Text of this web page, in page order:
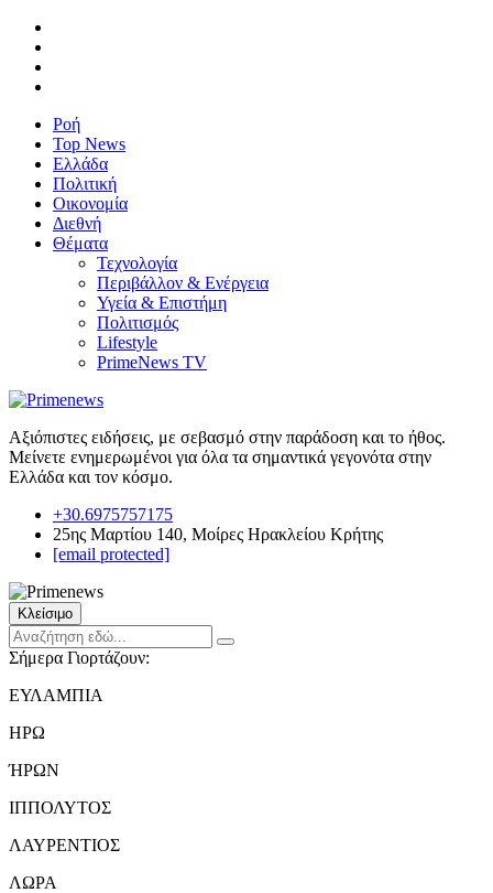
Ροή
Top News
Ελλάδα
Πολιτική
Οικονομία
Διεθνή
Θέματα
Τεχνολογία
Περιβάλλον & Ενέργεια
Υγεία & Επιστήμη
Πολιτισμός
Lifestyle
PrimeNews TV
Αξιόπιστες ειδήσεις, με σεβασμό στην παράδοση και το ήθος.
Μείνετε ενημερωμένοι για όλα τα σημαντικά γεγονότα στην
Ελλάδα και τον κόσμο.
+30.6975757175
25ης Μαρτίου 140, Μοίρες Ηρακλείου Κρήτης
[email protected]
Κλείσιμο
Σήμερα Γιορτάζουν:
ΕΥΛΑΜΠΙΑ
ΗΡΩ
ΉΡΩΝ
ΙΠΠΟΛΥΤΟΣ
ΛΑΥΡΕΝΤΙΟΣ
ΛΩΡΑ